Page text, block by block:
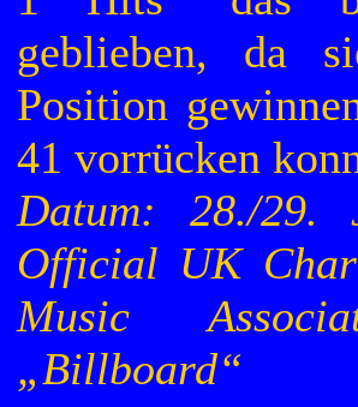
geblieben, da
Position
41 vorrücken
Datum: 28./
Official UK
Music
„Billboard“